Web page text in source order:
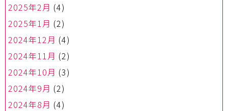
2025年2月 (4)
2025年1月 (2)
2024年12月 (4)
2024年11月 (2)
2024年10月 (3)
2024年9月 (2)
2024年8月 (4)